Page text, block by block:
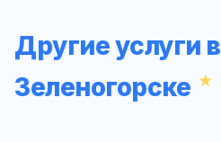
Другие услуги в
Зеленогорске